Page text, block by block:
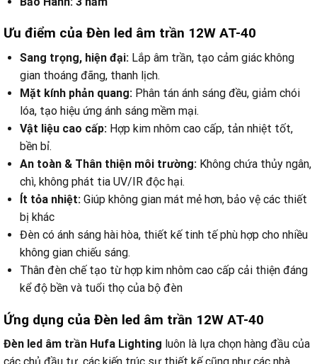
Ưu điểm của Đèn led âm trần 12W AT-40
Sang trọng, hiện đại: Lắp âm trần, tạo cảm giác không
gian thoáng đãng, thanh lịch.
Mặt kính phản quang: Phân tán ánh sáng đều, giảm chói
lóa, tạo hiệu ứng ánh sáng mềm mại.
Vật liệu cao cấp: Hợp kim nhôm cao cấp, tản nhiệt tốt,
bền bỉ.
An toàn & Thân thiện môi trường: Không chứa thủy ngân,
chì, không phát tia UV/IR độc hại.
Ít tỏa nhiệt: Giúp không gian mát mẻ hơn, bảo vệ các thiết
bị khác
Đèn có ánh sáng hài hòa, thiết kế tinh tế phù hợp cho nhiều
không gian chiếu sáng.
Thân đèn chế tạo từ hợp kim nhôm cao cấp cải thiện đáng
kể độ bền và tuổi thọ của bộ đèn
Ứng dụng của Đèn led âm trần 12W AT-40
Đèn led âm trần Hufa Lighting luôn là lựa chọn hàng đầu của